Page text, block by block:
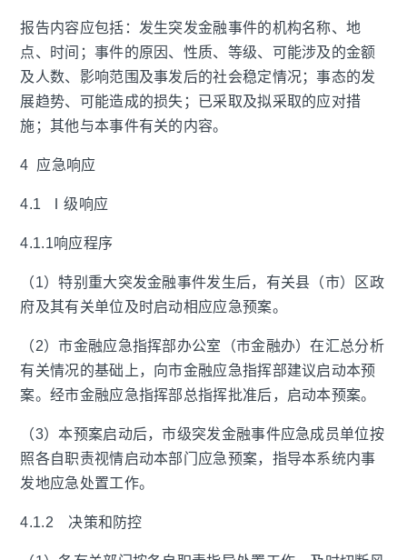
报告内容应包括：发生突发金融事件的机构名称、地
点、时间；事件的原因、性质、等级、可能涉及的金额
及人数、影响范围及事发后的社会稳定情况；事态的发
展趋势、可能造成的损失；已采取及拟采取的应对措
施；其他与本事件有关的内容。
4 应急响应
4.1 Ⅰ级响应
4.1.1响应程序
（1）特别重大突发金融事件发生后，有关县（市）区政
府及其有关单位及时启动相应应急预案。
（2）市金融应急指挥部办公室（市金融办）在汇总分析
有关情况的基础上，向市金融应急指挥部建议启动本预
案。经市金融应急指挥部总指挥批准后，启动本预案。
（3）本预案启动后，市级突发金融事件应急成员单位按
照各自职责视情启动本部门应急预案，指导本系统内事
发地应急处置工作。
4.1.2 决策和防控